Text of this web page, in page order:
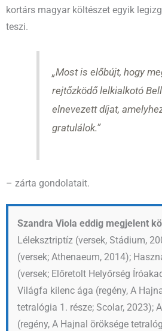
kortárs magyar költészet egyik
teszi.
„Most is előbújt, hogy
rejtőzködő lelkialkotó
elnevezett díjat,
gratulálok.”
– zárta gondolatait.
Szandra Viola eddig megjelent
Léleksztriptíz (versek, Stádium,
(versek; Athenaeum, 2014);
(versek; Előretolt Helyőrség
Világfa kilenc ága (regény, A
tetralógia 1. része; Scolar, 2023);
(regény, A Hajnal öröksége